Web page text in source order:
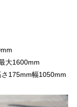
大1600mm
175mm幅1050mm